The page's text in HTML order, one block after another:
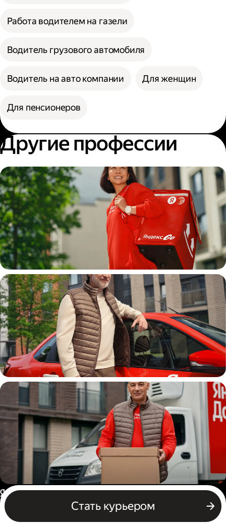
Работа водителем на газели
Водитель грузового автомобиля
Водитель на авто компании Для женщин
Для пенсионеров
Другие профессии
Пеший курьер
Автокурьер
Водитель грузового авто
Стать курьером
Россия
Бизнесу